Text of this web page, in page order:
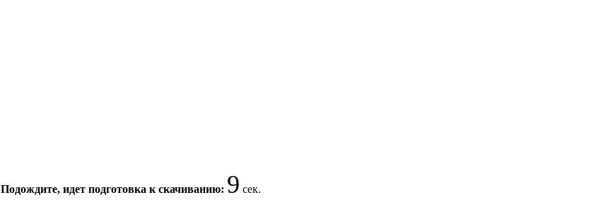
Подождите, идет подготовка к скачиванию: 9 сек.